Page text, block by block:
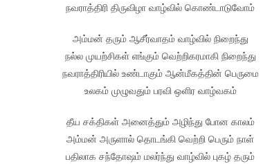
நவராத்திரி திருவிழா வாழ்வில் கொண்டாடுவோம்
அம்மன் தரும் ஆசீர்வாதம் வாழ்வில் நிறைந்து
நல்ல முயற்சிகள் எங்கும் வெற்றிகரமாகி நிறைந்து
நவராத்திரியில் உண்டாகும் ஆன்மீகத்தின் பெருமை
உலகம் முழுவதும் பரவி ஒளிர வாழ்வகம்
தீய சக்திகள் அனைத்தும் அழிந்து போன காலம்
அம்மன் அருளால் தொடங்கி வெற்றி பெரும் நாள்
பதிலாக சந்தோஷம் மலர்ந்து வாழ்வில் புகழ் தரும்